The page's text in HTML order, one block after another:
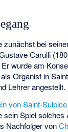
zunächst bei
Carulli
Er wurde am
Organist in
Lehrer angestellt.
von Saint-Sulpice
sein Spiel solches
Nachfolger von